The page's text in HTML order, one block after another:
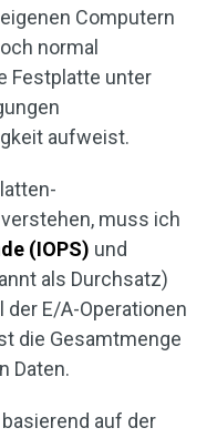
Computern
normal
Festplatte unter
aufweist.
muss ich
(IOPS) und
als Durchsatz)
der E/A-Operationen
die Gesamtmenge
Daten.
auf der